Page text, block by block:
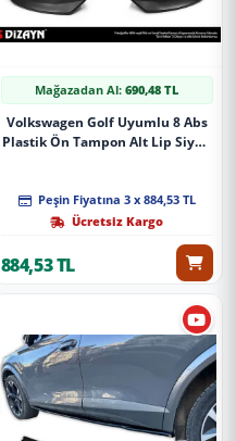
Mağazadan Al:690,48 TL
Volkswagen Golf Uyumlu 8 Abs
Plastik Ön Tampon Alt Lip Siyah
Peşin Fiyatına 3 x 884,53 TL
Ücretsiz Kargo
884,53 TL